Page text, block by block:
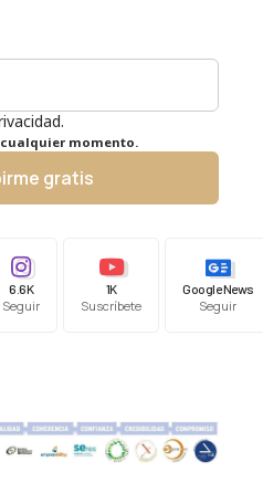
momento.
gratis
6.6K
Seguir
1K
Suscríbete
Google News
Seguir